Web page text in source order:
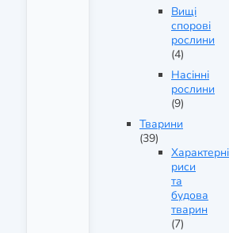
Вищі
спорові
рослини
(4)
Насінні
рослини
(9)
Тварини
(39)
Характерні
риси
та
будова
тварин
(7)